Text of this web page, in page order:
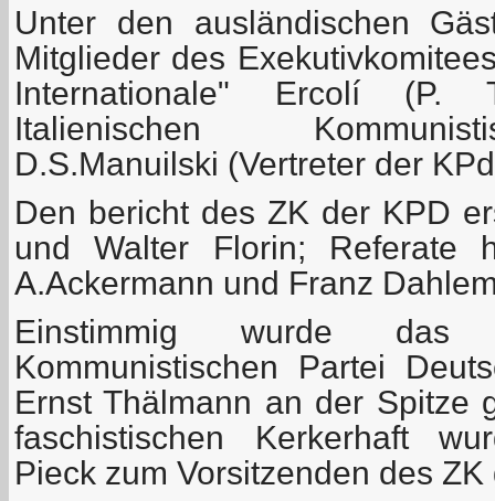
Unter den ausländischen
Mitglieder des
Internationale" Ercolí (P.
Italienischen
D.S.Manuilski (Vertreter der
Den bericht des ZK der KPD
und Walter Florin; Referate
A.Ackermann und Franz
Einstimmig wurde das
Kommunistischen Partei
Ernst Thälmann an der Spitze
faschistischen Kerkerhaft
Pieck zum Vorsitzenden des ZK